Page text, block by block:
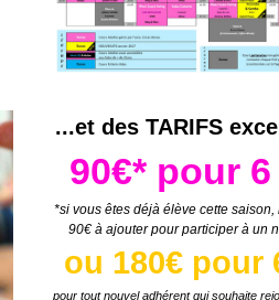
...et des TARIFS
90€* pour
*si vous êtes déjà élève cette
90€ à ajouter pour participer à un
ou 180€ pour
pour tout nouvel adhérent qui souhaite